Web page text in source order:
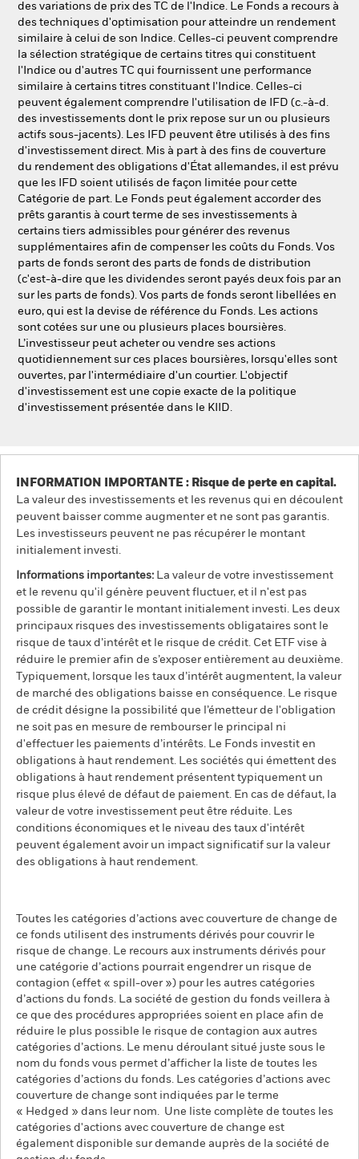
des variations de prix des TC de l'Indice. Le Fonds a recours à
des techniques d'optimisation pour atteindre un rendement
similaire à celui de son Indice. Celles-ci peuvent comprendre
la sélection stratégique de certains titres qui constituent
l'Indice ou d'autres TC qui fournissent une performance
similaire à certains titres constituant l'Indice. Celles-ci
peuvent également comprendre l'utilisation de IFD (c.-à-d.
des investissements dont le prix repose sur un ou plusieurs
actifs sous-jacents). Les IFD peuvent être utilisés à des fins
d'investissement direct. Mis à part à des fins de couverture
du rendement des obligations d'État allemandes, il est prévu
que les IFD soient utilisés de façon limitée pour cette
Catégorie de part. Le Fonds peut également accorder des
prêts garantis à court terme de ses investissements à
certains tiers admissibles pour générer des revenus
supplémentaires afin de compenser les coûts du Fonds. Vos
parts de fonds seront des parts de fonds de distribution
(c'est-à-dire que les dividendes seront payés deux fois par an
sur les parts de fonds). Vos parts de fonds seront libellées en
euro, qui est la devise de référence du Fonds. Les actions
sont cotées sur une ou plusieurs places boursières.
L’investisseur peut acheter ou vendre ses actions
quotidiennement sur ces places boursières, lorsqu'elles sont
ouvertes, par l'intermédiaire d'un courtier. L'objectif
d'investissement est une copie exacte de la politique
d'investissement présentée dans le KIID.
INFORMATION IMPORTANTE : Risque de perte en capital.
La valeur des investissements et les revenus qui en découlent
peuvent baisser comme augmenter et ne sont pas garantis.
Les investisseurs peuvent ne pas récupérer le montant
initialement investi.
Informations importantes: La valeur de votre investissement
et le revenu qu'il génère peuvent fluctuer, et il n'est pas
possible de garantir le montant initialement investi. Les deux
principaux risques des investissements obligataires sont le
risque de taux d’intérêt et le risque de crédit. Cet ETF vise à
réduire le premier afin de s’exposer entièrement au deuxième.
Typiquement, lorsque les taux d’intérêt augmentent, la valeur
de marché des obligations baisse en conséquence. Le risque
de crédit désigne la possibilité que l’émetteur de l'obligation
ne soit pas en mesure de rembourser le principal ni
d'effectuer les paiements d’intérêts. Le Fonds investit en
obligations à haut rendement. Les sociétés qui émettent des
obligations à haut rendement présentent typiquement un
risque plus élevé de défaut de paiement. En cas de défaut, la
valeur de votre investissement peut être réduite. Les
conditions économiques et le niveau des taux d'intérêt
peuvent également avoir un impact significatif sur la valeur
des obligations à haut rendement.
Toutes les catégories d’actions avec couverture de change de
ce fonds utilisent des instruments dérivés pour couvrir le
risque de change. Le recours aux instruments dérivés pour
une catégorie d’actions pourrait engendrer un risque de
contagion (effet « spill-over ») pour les autres catégories
d’actions du fonds. La société de gestion du fonds veillera à
ce que des procédures appropriées soient en place afin de
réduire le plus possible le risque de contagion aux autres
catégories d’actions. Le menu déroulant situé juste sous le
nom du fonds vous permet d’afficher la liste de toutes les
catégories d’actions du fonds. Les catégories d’actions avec
couverture de change sont indiquées par le terme
« Hedged » dans leur nom. Une liste complète de toutes les
catégories d'actions avec couverture de change est
également disponible sur demande auprès de la société de